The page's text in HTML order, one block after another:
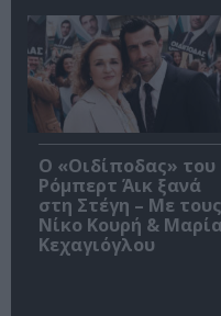
O «Οιδίποδας» του
Ρόμπερτ Άικ ξανά
στη Στέγη – Με τους
Νίκο Κουρή &
Κεχαγιόγλου